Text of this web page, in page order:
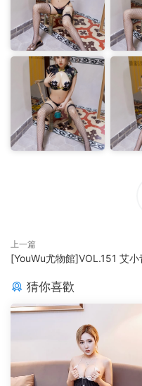
上一篇
[YouWu尤物館]VOL.151 艾小
猜你喜歡